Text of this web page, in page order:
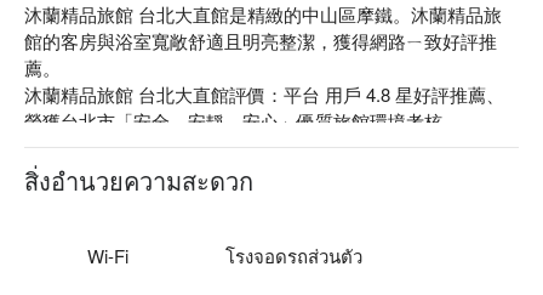
沐蘭精品旅館 台北大直館是精緻的中山區摩鐵。沐蘭精品旅
館的客房與浴室寬敞舒適且明亮整潔，獲得網路ㄧ致好評推
薦。
沐蘭精品旅館 台北大直館評價：平台 用戶 4.8 星好評推薦、
榮獲台北市「安全、安靜、安心」優質旅館環境考核
沐蘭精品旅館 台北大直館推薦：距捷運劍南站步行 10 分鐘，
比鄰美麗華百樂園，可同時享受美食與購物樂趣，也可搭乘摩
沐蘭精品旅館 台北大直館優惠、台北沐蘭精品旅館住宿方
สิ่งอำนวยความสะดวก
Wi-Fi โรงจอดรถส่วนตัว